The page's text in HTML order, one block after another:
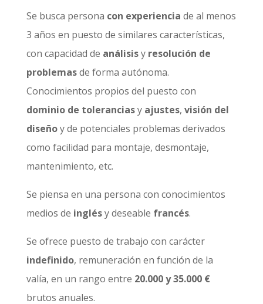
Se busca persona con experiencia de al menos
3 años en puesto de similares características,
con capacidad de análisisy resolución de
problemasde forma autónoma.
Conocimientos propios del puesto con
dominio de toleranciasy ajustes, visión del
diseñoy de potenciales problemas derivados
como facilidad para montaje, desmontaje,
mantenimiento, etc.
Se piensa en una persona con conocimientos
medios de inglésy deseable francés.
Se ofrece puesto de trabajo con carácter
indefinido, remuneración en función de la
valía, en un rango entre 20.000 y 35.000 €
brutos anuales.